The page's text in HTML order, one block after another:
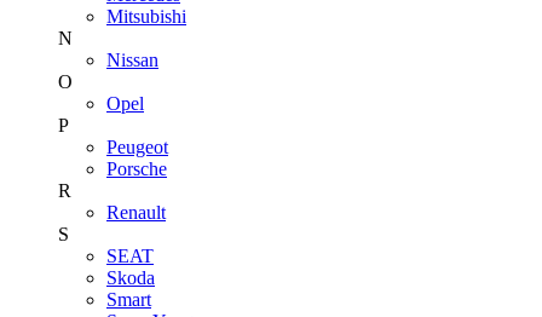
Mitsubishi
N
Nissan
O
Opel
P
Peugeot
Porsche
R
Renault
S
SEAT
Skoda
Smart